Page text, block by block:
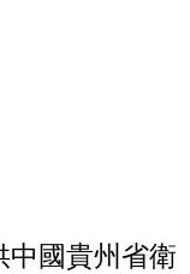
中國貴州省衛